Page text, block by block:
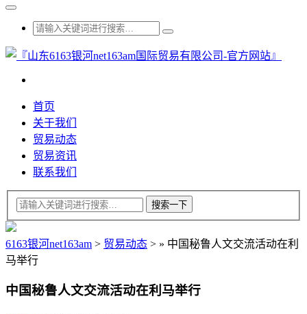
首页
关于我们
贸易动态
贸易资讯
联系我们
6163银河net163am > 贸易动态 > » 中国秘鲁人文交流活动在利
马举行
中国秘鲁人文交流活动在利马举行